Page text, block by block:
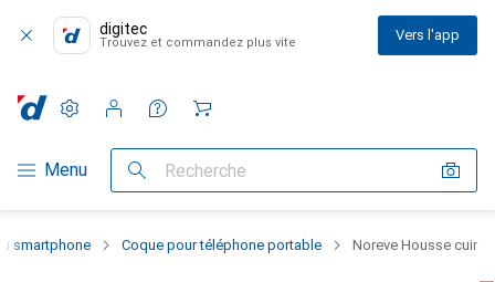
digitec
Trouvez et commandez plus vite Vers l'app
Navigation par catégorie
Menu Recherche
Paramètres
Compte client
Listes de comparaison
Listes d'envies
Panier
smartphone Coque pour téléphone portable Noreve Housse cuir